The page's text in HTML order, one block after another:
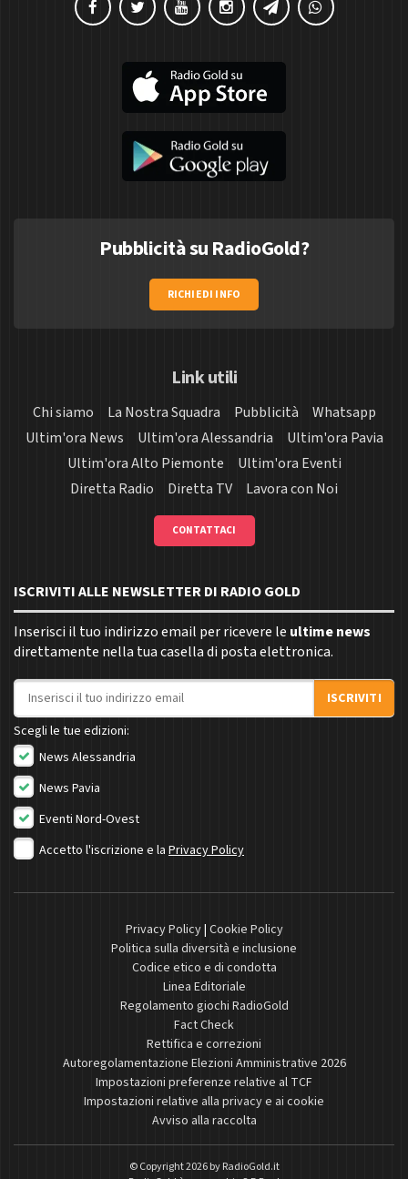
Pubblicità su RadioGold?
RICHIEDI INFO
Link utili
Chi siamo La Nostra Squadra Pubblicità
Whatsapp
Ultim'ora News
Ultim'ora Alessandria
Ultim'ora Pavia
Ultim'ora Alto Piemonte
Ultim'ora Eventi
Diretta Radio
Diretta TV Lavora con Noi
CONTATTACI
ISCRIVITI ALLE NEWSLETTER DI RADIO GOLD
Inserisci il tuo indirizzo email per ricevere le ultime news
direttamente nella tua casella di posta elettronica.
Indirizzo email
ISCRIVITI
Scegli le tue edizioni:
News Alessandria
News Pavia
Eventi Nord-Ovest
Accetto l'iscrizione e la Privacy Policy
Privacy Policy| Cookie Policy
Politica sulla diversità e inclusione
Codice etico e di condotta
Linea Editoriale
Regolamento giochi RadioGold
Fact Check
Rettifica e correzioni
Autoregolamentazione Elezioni Amministrative 2026
Impostazioni preferenze relative al TCF
Impostazioni relative alla privacy e ai cookie
Avviso alla raccolta
© Copyright 2026 byRadioGold.it